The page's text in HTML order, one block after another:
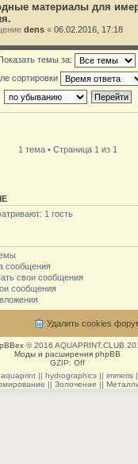
материалы для
dens « 06.02.2016, 17:18
темы за:
сортировки
1 тема • Страница 1 из 1
1 гость
сообщения
свои сообщения
сообщения
Удалить cookies
© 2016 AQUAPRINT.CLUB
Моды и расширения phpBB
GZIP: Off
|| hydrographics || immeris
|| Золочение ||